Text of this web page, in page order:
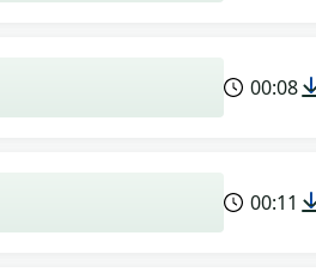
00:08
00:11